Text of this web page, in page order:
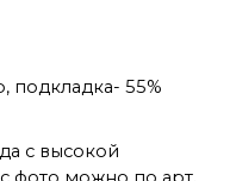
подкладка- 55%
с высокой